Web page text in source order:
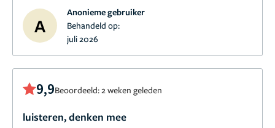
A
Anonieme gebruiker
Behandeld op:
juli 2026
9,9Beoordeeld: 2 weken geleden
luisteren, denken mee